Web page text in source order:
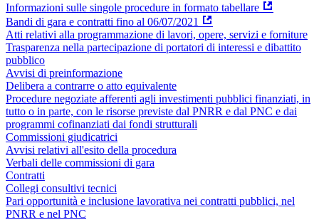
Informazioni sulle singole procedure in formato tabellare
Bandi di gara e contratti fino al 06/07/2021
Atti relativi alla programmazione di lavori, opere, servizi e forniture
Trasparenza nella partecipazione di portatori di interessi e dibattito
pubblico
Avvisi di preinformazione
Delibera a contrarre o atto equivalente
Procedure negoziate afferenti agli investimenti pubblici finanziati, in
tutto o in parte, con le risorse previste dal PNRR e dal PNC e dai
programmi cofinanziati dai fondi strutturali
Commissioni giudicatrici
Avvisi relativi all'esito della procedura
Verbali delle commissioni di gara
Contratti
Collegi consultivi tecnici
Pari opportunità e inclusione lavorativa nei contratti pubblici, nel
PNRR e nel PNC